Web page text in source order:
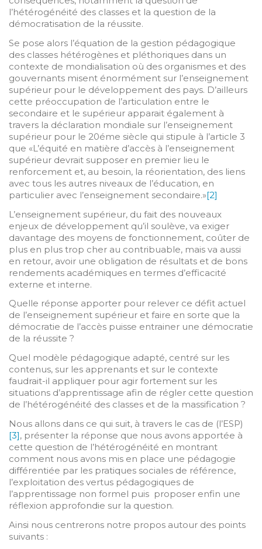
l’hétérogénéité des classes et la question de la
démocratisation de la réussite.
Se pose alors l’équation de la gestion pédagogique
des classes hétérogènes et pléthoriques dans un
contexte de mondialisation où des organismes et des
gouvernants misent énormément sur l’enseignement
supérieur pour le développement des pays. D’ailleurs
cette préoccupation de l’articulation entre le
secondaire et le supérieur apparait également à
travers la déclaration mondiale sur l’enseignement
supérieur pour le 20éme siècle qui stipule à l’article 3
que «L’équité en matière d’accès à l’enseignement
supérieur devrait supposer en premier lieu le
renforcement et, au besoin, la réorientation, des liens
avec tous les autres niveaux de l’éducation, en
particulier avec l’enseignement secondaire.»[2]
L’enseignement supérieur, du fait des nouveaux
enjeux de développement qu’il soulève, va exiger
davantage des moyens de fonctionnement, coûter de
plus en plus trop cher au contribuable, mais va aussi
en retour, avoir une obligation de résultats et de bons
rendements académiques en termes d’efficacité
externe et interne.
Quelle réponse apporter pour relever ce défit actuel
de l’enseignement supérieur et faire en sorte que la
démocratie de l’accès puisse entrainer une démocratie
de la réussite ?
Quel modèle pédagogique adapté, centré sur les
contenus, sur les apprenants et sur le contexte
faudrait-il appliquer pour agir fortement sur les
situations d’apprentissage afin de régler cette question
de l’hétérogénéité des classes et de la massification ?
Nous allons dans ce qui suit, à travers le cas de (l’ESP)
[3], présenter la réponse que nous avons apportée à
cette question de l’hétérogénéité en montrant
comment nous avons mis en place une pédagogie
différentiée par les pratiques sociales de référence,
l’exploitation des vertus pédagogiques de
l’apprentissage non formel puis proposer enfin une
réflexion approfondie sur la question.
Ainsi nous centrerons notre propos autour des points
suivants :